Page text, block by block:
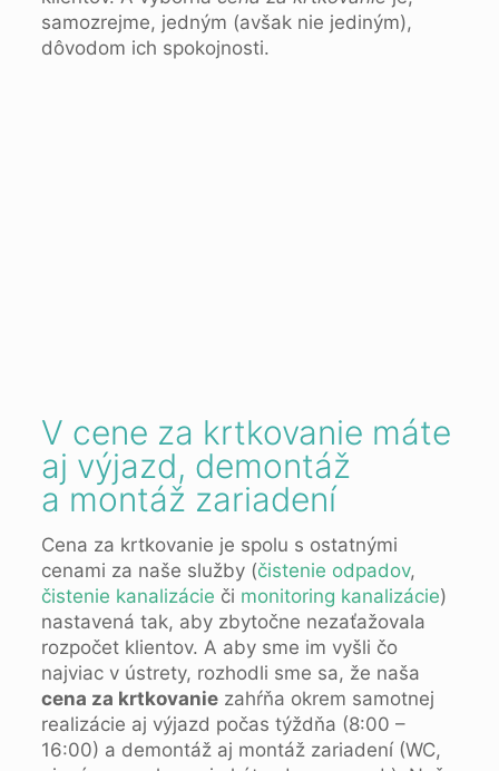
samozrejme, jedným (avšak nie jediným),
dôvodom ich spokojnosti.
V cene za krtkovanie máte
aj výjazd, demontáž
a montáž zariadení
Cena za krtkovanie je spolu s ostatnými
cenami za naše služby (čistenie odpadov,
čistenie kanalizácie či monitoring kanalizácie)
nastavená tak, aby zbytočne nezaťažovala
rozpočet klientov. A aby sme im vyšli čo
najviac v ústrety, rozhodli sme sa, že naša
cena za krtkovaniezahŕňa okrem samotnej
realizácie aj výjazd počas týždňa (8:00 –
16:00) a demontáž aj montáž zariadení (WC,